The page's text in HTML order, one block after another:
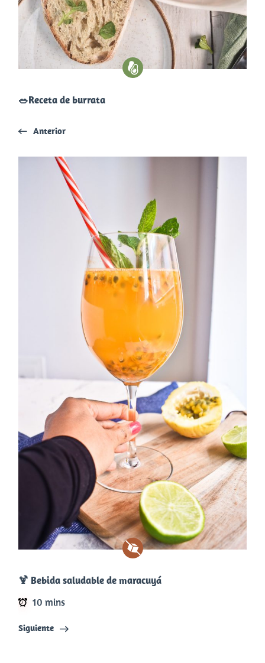
​🥗​Receta de burrata
Anterior
🍹​ Bebida saludable de maracuyá
10 mins
Siguiente